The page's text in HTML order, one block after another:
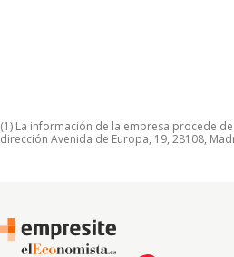
(1) La información de la empresa procede
dirección Avenida de Europa, 19, 28108,